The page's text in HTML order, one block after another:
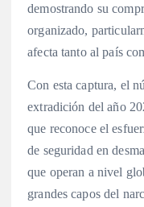
demostrando su
organizado,
afecta tanto al país
Con esta captura, el
extradición del año
que reconoce el
de seguridad en
que operan a nivel
grandes capos del